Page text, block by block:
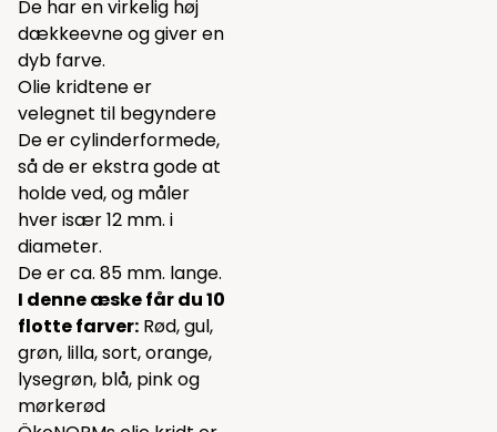
De har en virkelig høj
dækkeevne og giver en
dyb farve.
Olie kridtene er
velegnet til begyndere
De er cylinderformede,
så de er ekstra gode at
holde ved, og måler
hver især 12 mm. i
diameter.
De er ca. 85 mm. lange.
I denne æske får du 10
flotte farver: Rød, gul,
grøn, lilla, sort, orange,
lysegrøn, blå, pink og
mørkerød